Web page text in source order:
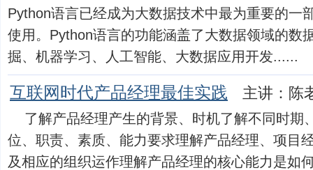
Python语言已经成为大数据技术中最为重要的一
使用。Python语言的功能涵盖了大数据领域的数
掘、机器学习、人工智能、大数据应用开发......
互联网时代产品经理最佳实践 主讲：陈
了解产品经理产生的背景、时机了解不同时期
位、职责、素质、能力要求理解产品经理、项目
及相应的组织运作理解产品经理的核心能力是如